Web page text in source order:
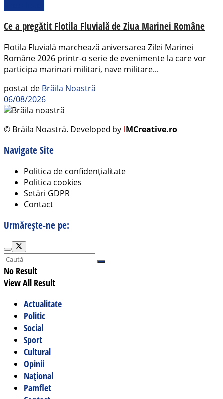
Ce a pregătit Flotila Fluvială de Ziua Marinei Române
Flotila Fluvială marchează aniversarea Zilei Marinei
Române 2026 printr-o serie de evenimente la care vor
participa marinari militari, nave militare...
postat de Brăila Noastră
06/08/2026
© Brăila Noastră. Developed by IMCreative.ro
Navigate Site
Politica de confidențialitate
Politica cookies
Setări GDPR
Contact
Urmărește-ne pe:
No Result
View All Result
Actualitate
Politic
Social
Sport
Cultural
Opinii
Național
Pamflet